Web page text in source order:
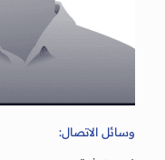
وسائل الاتصال: